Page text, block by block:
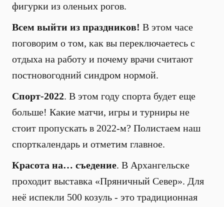
фигурки из оленьих рогов.
Всем выйти из праздников! В этом часе
поговорим о том, как вы переключаетесь с
отдыха на работу и почему врачи считают
постновогодний синдром нормой.
Спорт-2022. В этом году спорта будет еще
больше! Какие матчи, игры и турниры не
стоит пропускать в 2022-м? Полистаем наш
спорткалендарь и отметим главное.
Красота на… съедение. В Архангельске
проходит выставка «Пряничный Север». Для
неё испекли 500 козуль - это традиционная